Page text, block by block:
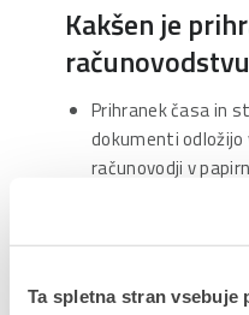
Ta spletna stran vsebuje
Kakšen je
Prihranek časa in
dokumenti odložijo
računovodji v
Popolnoma
Lažje sodelovanje